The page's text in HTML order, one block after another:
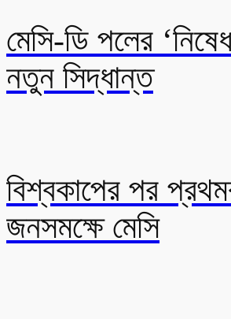
মেসি-ডি পলের
নতুন সিদ্ধান্ত
বিশ্বকাপের পর
জনসমক্ষে মেসি